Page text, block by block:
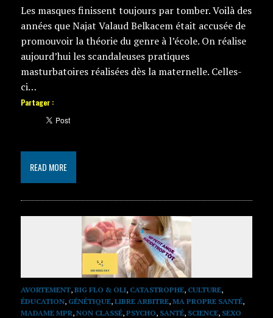
Les masques finissent toujours par tomber. Voilà des
années que Najat Valaud Belkacem était accusée de
promouvoir la théorie du genre à l’école. On réalise
aujourd’hui les scandaleuses pratiques
masturbatoires réalisées dès la maternelle. Celles-
ci…
Partager :
READ MORE
AVORTEMENT, BIG FLO & OLI, CATASTROPHE, CULTURE,
ÉDUCATION, GÉNÉTIQUE, LIBRE ARBITRE, MA PROPRE SANTÉ,
MADAME MPR, NON CLASSÉ, PSYCHO, SANTÉ, SCIENCE, SEXO